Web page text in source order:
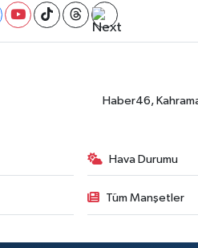
Haber46,
Hava Durumu
Tüm Manşetler